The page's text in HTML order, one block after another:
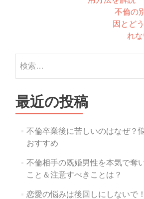
不倫の
因とど
れ
検索:
最近の投稿
不倫卒業後に苦しいのはなぜ？
おすすめ
不倫相手の既婚男性を本気で奪
こと＆注意すべきことは？
恋愛の悩みは後回しにしないで